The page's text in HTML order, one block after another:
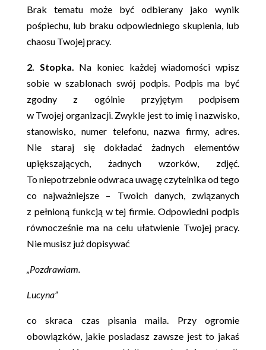
Brak tematu może być odbierany jako wynik
pośpiechu, lub braku odpowiedniego skupienia, lub
chaosu Twojej pracy.
2. Stopka. Na koniec każdej wiadomości wpisz
sobie w szablonach swój podpis. Podpis ma być
zgodny z ogólnie przyjętym podpisem
w Twojej organizacji. Zwykle jest to imię i nazwisko,
stanowisko, numer telefonu, nazwa firmy, adres.
Nie staraj się dokładać żadnych elementów
upiększających, żadnych wzorków, zdjęć.
To niepotrzebnie odwraca uwagę czytelnika od tego
co najważniejsze – Twoich danych, związanych
z pełnioną funkcją w tej firmie. Odpowiedni podpis
równocześnie ma na celu ułatwienie Twojej pracy.
Nie musisz już dopisywać
„Pozdrawiam.
Lucyna”
co skraca czas pisania maila. Przy ogromie
obowiązków, jakie posiadasz zawsze jest to jakaś